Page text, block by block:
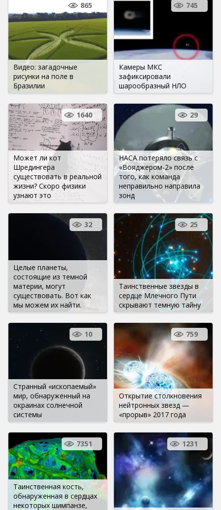
Видео: загадочные
рисунки на поле в
Бразилии
865
Камеры МКС
зафиксировали
шарообразный НЛО
745
Может ли кот
Шредингера
существовать в реальной
жизни? Скоро физики
узнают это
1640
НАСА потеряло связь с
«Вояджером-2» после
того, как команда
неправильно направила
зонд
29
Целые планеты,
состоящие из темной
материи, могут
существовать. Вот как
мы можем их найти.
32
Таинственные звезды в
сердце Млечного Пути
скрывают темную тайну
25
Странный «ископаемый»
мир, обнаруженный на
окраинах солнечной
системы
10
Открытие столкновения
нейтронных звезд —
«прорыв» 2017 года
759
Таинственная кость,
обнаруженная в сердцах
некоторых шимпанзе,
7351 1231